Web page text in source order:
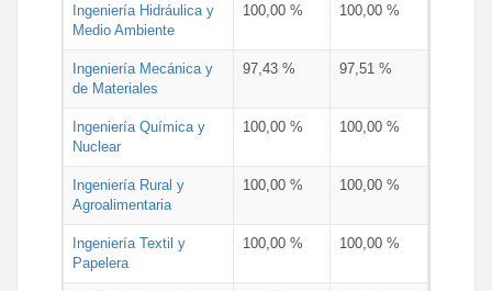
Ingeniería Hidráulica y
Medio Ambiente
100,00 % 100,00 %
Ingeniería Mecánica y
de Materiales
97,43 % 97,51 %
Ingeniería Química y
Nuclear
100,00 % 100,00 %
Ingeniería Rural y
Agroalimentaria
100,00 % 100,00 %
Ingeniería Textil y
Papelera
100,00 % 100,00 %